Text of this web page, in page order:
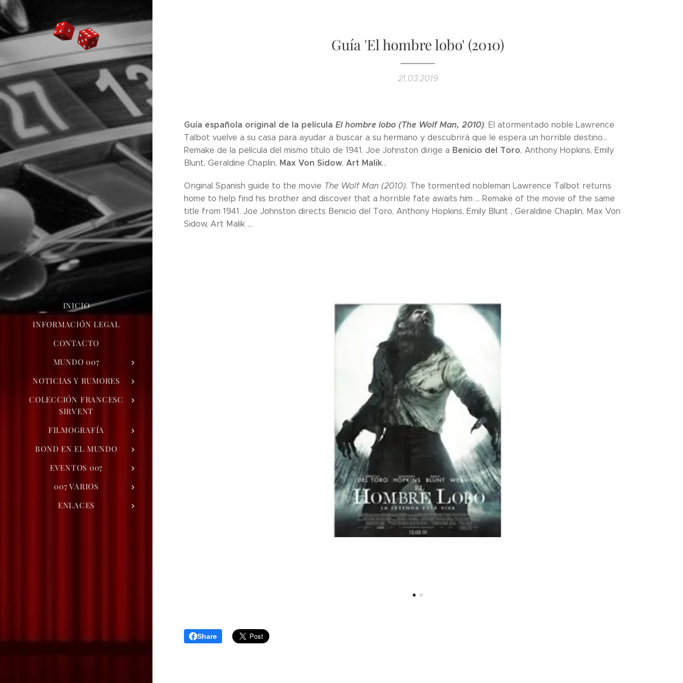
INICIO
INFORMACIÓN LEGAL
CONTACTO
MUNDO 007
NOTICIAS Y RUMORES
COLECCIÓN FRANCESC
SIRVENT
FILMOGRAFÍA
BOND EN EL MUNDO
EVENTOS 007
007 VARIOS
ENLACES
Guía 'El hombre lobo' (2010)
21.03.2019
Guía española original de la película El hombre lobo (The Wolf Man, 2010). El atormentado noble Lawrence
Talbot vuelve a su casa para ayudar a buscar a su hermano y descubrirá que le espera un horrible destino...
Remake de la película del mismo título de 1941. Joe Johnston dirige a Benicio del Toro, Anthony Hopkins, Emily
Blunt, Geraldine Chaplin, Max Von Sidow, Art Malik...
Original Spanish guide to the movie The Wolf Man (2010). The tormented nobleman Lawrence Talbot returns
home to help find his brother and discover that a horrible fate awaits him ... Remake of the movie of the same
title from 1941. Joe Johnston directs Benicio del Toro, Anthony Hopkins, Emily Blunt , Geraldine Chaplin, Max Von
Sidow, Art Malik ...
Share